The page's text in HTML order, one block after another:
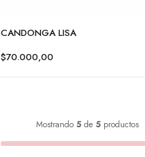
CANDONGA LISA
$70.000,00
Mostrando 5 de 5 productos